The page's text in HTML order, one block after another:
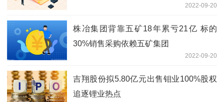
2022-09-20
株冶集团背靠五矿18年累亏21亿 标的
30%销售采购依赖五矿集团
2022-09-20
吉翔股份拟5.80亿元出售钼业100%股权
追逐锂业热点